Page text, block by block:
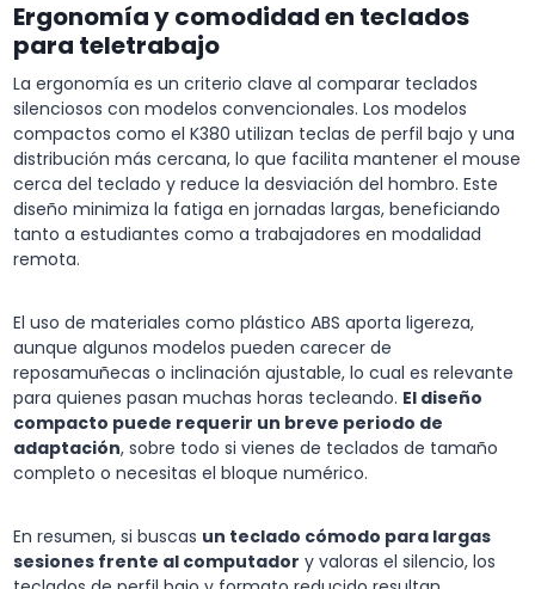
Ergonomía y comodidad en teclados
para teletrabajo
La ergonomía es un criterio clave al comparar teclados
silenciosos con modelos convencionales. Los modelos
compactos como el K380 utilizan teclas de perfil bajo y una
distribución más cercana, lo que facilita mantener el mouse
cerca del teclado y reduce la desviación del hombro. Este
diseño minimiza la fatiga en jornadas largas, beneficiando
tanto a estudiantes como a trabajadores en modalidad
remota.
El uso de materiales como plástico ABS aporta ligereza,
aunque algunos modelos pueden carecer de
reposamuñecas o inclinación ajustable, lo cual es relevante
para quienes pasan muchas horas tecleando. El diseño
compacto puede requerir un breve periodo de
adaptación, sobre todo si vienes de teclados de tamaño
completo o necesitas el bloque numérico.
En resumen, si buscas un teclado cómodo para largas
sesiones frente al computador y valoras el silencio, los